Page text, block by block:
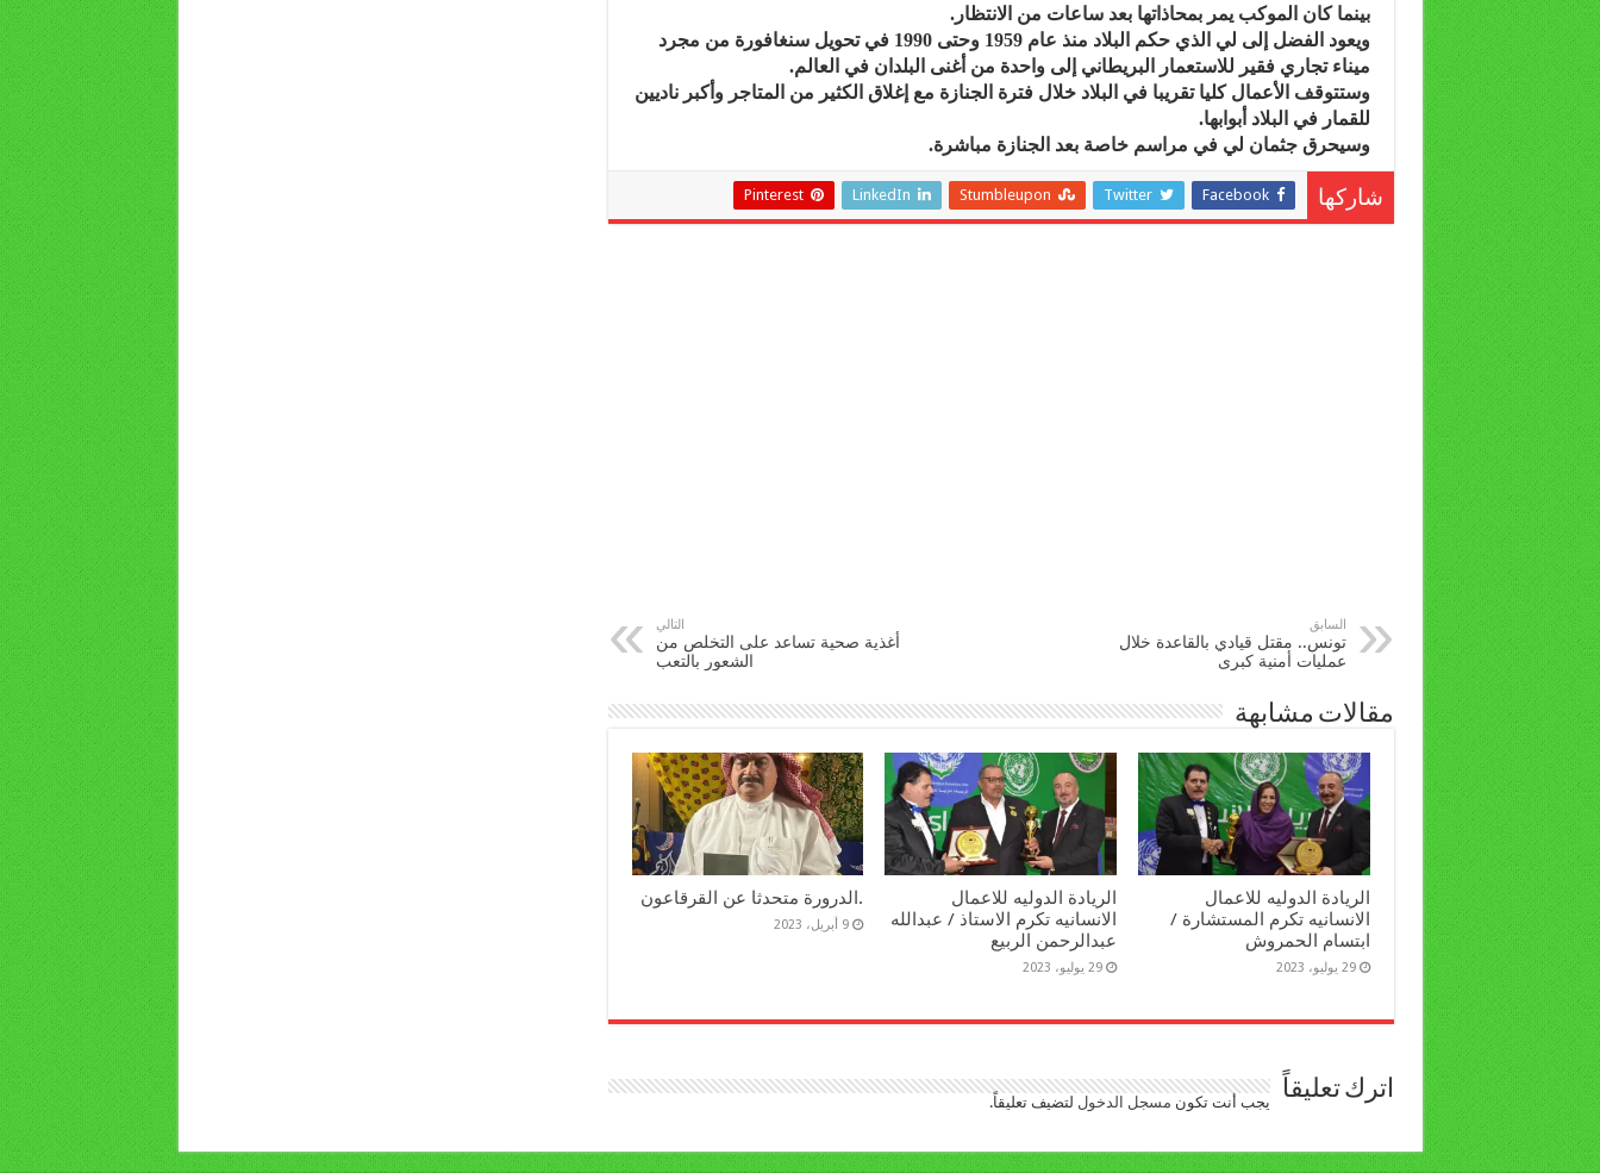
بينما كان الموكب يمر بمحاذاتها بعد ساعات من الانتظار.
ويعود الفضل إلى لي الذي حكم البلاد منذ عام 1959 وحتى 1990 في تحويل سنغافورة من مجرد
ميناء تجاري فقير للاستعمار البريطاني إلى واحدة من أغنى البلدان في العالم.
وستتوقف الأعمال كليا تقريبا في البلاد خلال فترة الجنازة مع إغلاق الكثير من المتاجر وأكبر ناديين
للقمار في البلاد أبوابها.
وسيحرق جثمان لي في مراسم خاصة بعد الجنازة مباشرة.
شاركها Facebook
Twitter
Stumbleupon
LinkedIn
Pinterest
السابق
تونس.. مقتل قيادي بالقاعدة خلال
عمليات أمنية كبرى
التالي
أغذية صحية تساعد على التخلص من
الشعور بالتعب
مقالات مشابهة
الريادة الدوليه للاعمال
الانسانيه تكرم المستشارة /
ابتسام الحمروش
29 يوليو، 2023
الريادة الدوليه للاعمال
الانسانيه تكرم الاستاذ / عبدالله
عبدالرحمن الربيع
29 يوليو، 2023
.الدرورة متحدثا عن القرقاعون
9 أبريل، 2023
اترك تعليقاً يجب أنت تكون مسجل الدخول لتضيف تعليقاً.